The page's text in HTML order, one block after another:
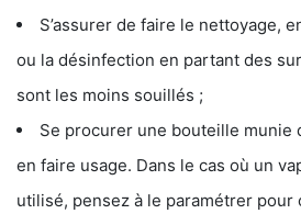
S’assurer de faire le nettoyage,
ou la désinfection en partant des
sont les moins souillés ;
Se procurer une bouteille munie
en faire usage. Dans le cas où un
utilisé, pensez à le paramétrer